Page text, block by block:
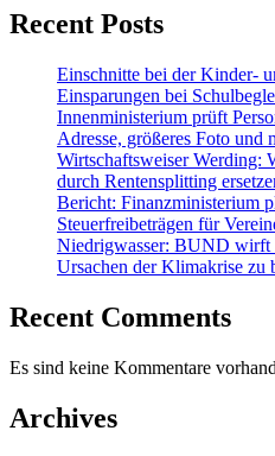
Recent Posts
Einschnitte bei der Kinder-
Einsparungen bei
Innenministerium prüft
Adresse, größeres Foto und
Wirtschaftsweiser Werding:
durch Rentensplitting
Bericht: Finanzministerium
Steuerfreibeträgen für
Niedrigwasser: BUND wirft
Ursachen der Klimakrise zu
Recent Comments
Es sind keine Kommentare
Archives